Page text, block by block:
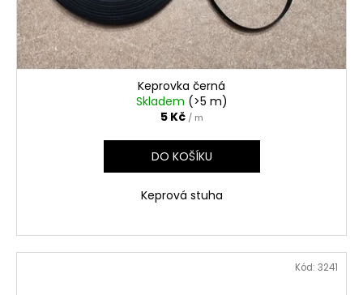
Keprovka černá
Skladem (>5 m)
5 Kč / m
DO KOŠÍKU
Keprová stuha
Kód: 3241